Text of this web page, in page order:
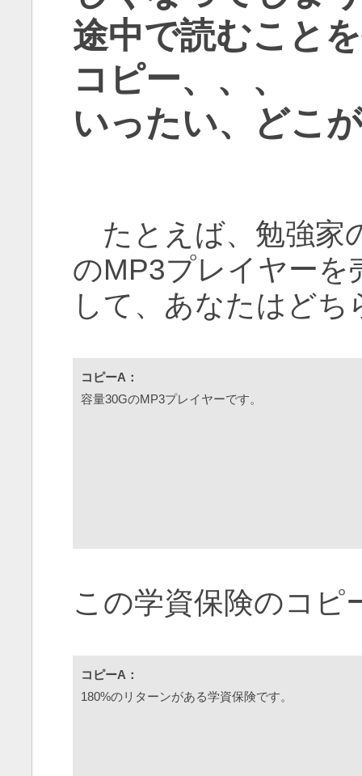
途中で読むこと
コピー、、、
いったい、どこ
たとえば、勉強家
のMP3プレイヤー
して、あなたはど
コピーA：
容量30GのMP3プレイヤーです。
この学資保険のコピ
コピーA：
180%のリターンがある学資保険です。